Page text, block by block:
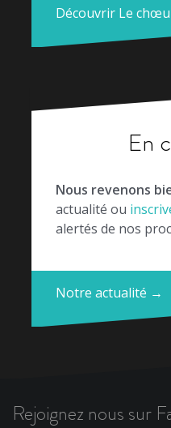
Découvrir Le
En
Nous revenons
actualité ou
alertés de nos
Notre actualité →
Rejoignez nous sur